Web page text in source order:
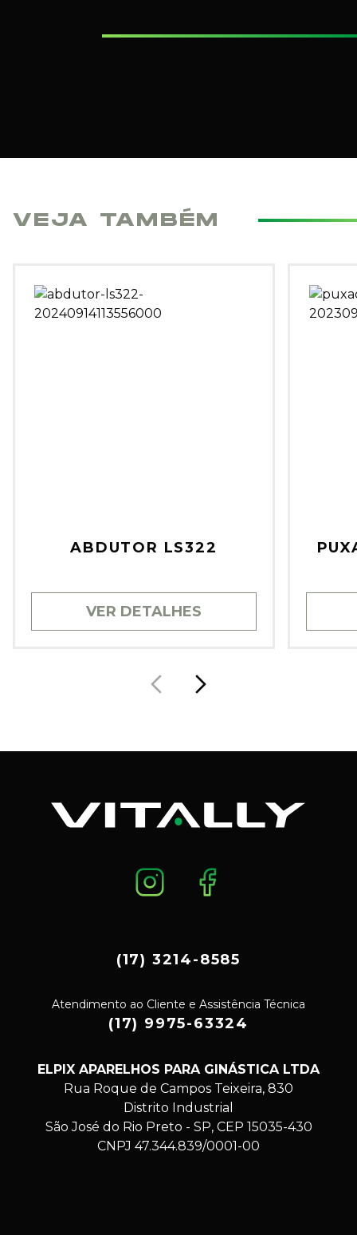
VEJA TAMBÉM
ABDUTOR LS322
VER DETALHES
(17) 3214-8585
Atendimento ao Cliente e Assistência Técnica
(17) 9975-63324
ELPIX APARELHOS PARA GINÁSTICA LTDA
Rua Roque de Campos Teixeira, 830
Distrito Industrial
São José do Rio Preto - SP, CEP 15035-430
CNPJ 47.344.839/0001-00